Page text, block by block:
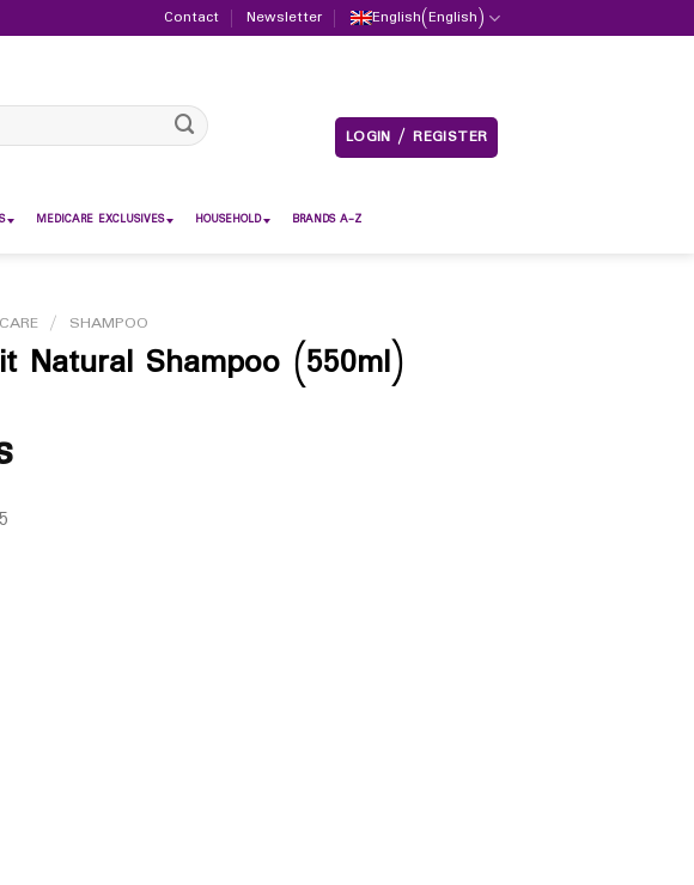
Contact Newsletter English(English)
LOGIN / REGISTER
MEDICARE EXCLUSIVES HOUSEHOLD BRANDS A-Z
/ SHAMPOO
Natural Shampoo (550ml)